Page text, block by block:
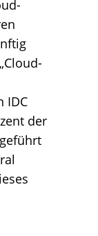
IDC
der